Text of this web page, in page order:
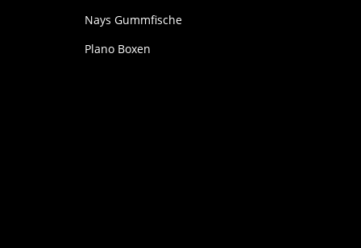
Nays Gummfische
Plano Boxen